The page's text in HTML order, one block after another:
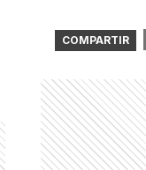
COMPARTIR